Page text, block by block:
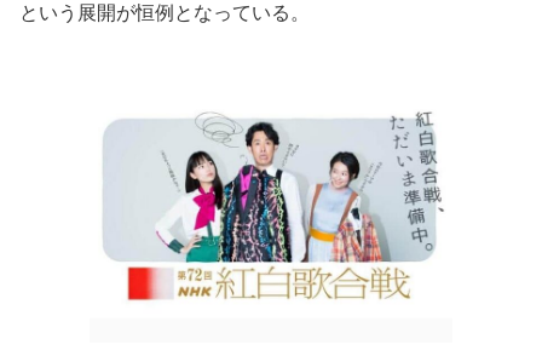
という展開が恒例となっている。